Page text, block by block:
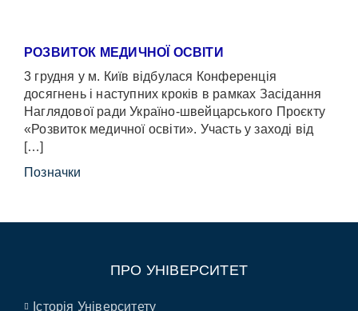
РОЗВИТОК МЕДИЧНОЇ ОСВІТИ
3 грудня у м. Київ відбулася Конференція
досягнень і наступних кроків в рамках Засідання
Наглядової ради Україно-швейцарського Проєкту
«Розвиток медичної освіти». Участь у заході від
[…]
Позначки
ПРО УНІВЕРСИТЕТ
Історія Університету